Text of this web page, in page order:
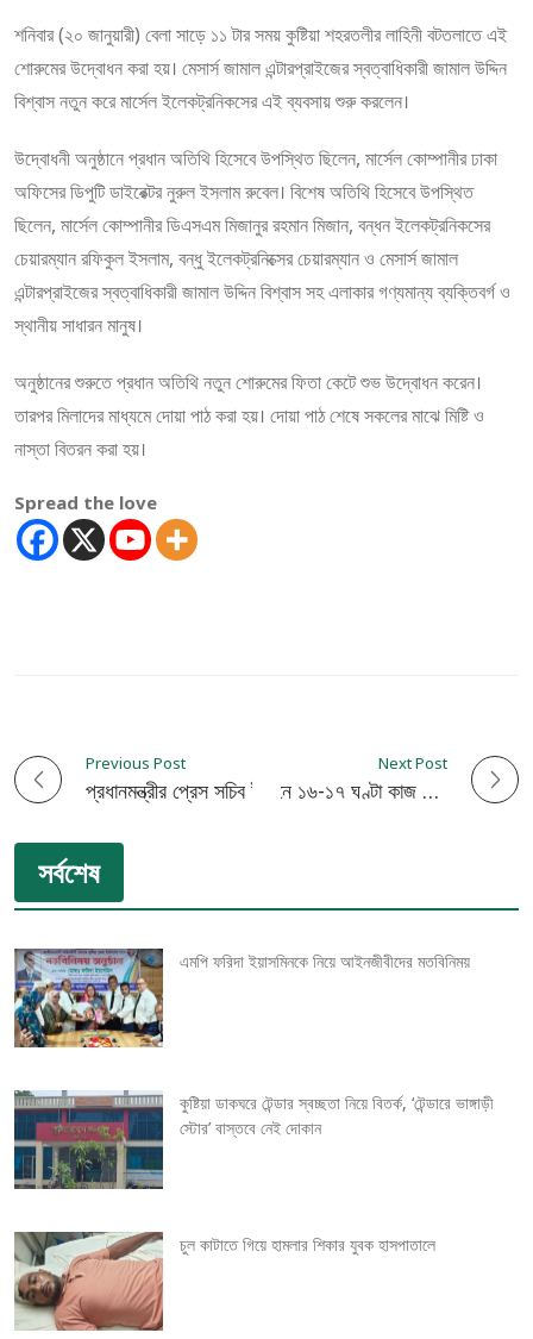
শনিবার (২০ জানুয়ারী) বেলা সাড়ে ১১ টার সময় কুষ্টিয়া শহরতলীর লাহিনী বটতলাতে এই
শোরুমের উদ্বোধন করা হয়। মেসার্স জামাল এন্টারপ্রাইজের স্বত্বাধিকারী জামাল উদ্দিন
বিশ্বাস নতুন করে মার্সেল ইলেকট্রনিকসের এই ব্যবসায় শুরু করলেন।
উদ্বোধনী অনুষ্ঠানে প্রধান অতিথি হিসেবে উপস্থিত ছিলেন, মার্সেল কোম্পানীর ঢাকা
অফিসের ডিপুটি ডাইরেক্টর নুরুল ইসলাম রুবেল। বিশেষ অতিথি হিসেবে উপস্থিত
ছিলেন, মার্সেল কোম্পানীর ডিএসএম মিজানুর রহমান মিজান, বন্ধন ইলেকট্রনিকসের
চেয়ারম্যান রফিকুল ইসলাম, বন্ধু ইলেকট্রনিক্সের চেয়ারম্যান ও মেসার্স জামাল
এন্টারপ্রাইজের স্বত্বাধিকারী জামাল উদ্দিন বিশ্বাস সহ এলাকার গণ্যমান্য ব্যক্তিবর্গ ও
স্থানীয় সাধারন মানুষ।
অনুষ্ঠানের শুরুতে প্রধান অতিথি নতুন শোরুমের ফিতা কেটে শুভ উদ্বোধন করেন।
তারপর মিলাদের মাধ্যমে দোয়া পাঠ করা হয়। দোয়া পাঠ শেষে সকলের মাঝে মিষ্টি ও
নাস্তা বিতরন করা হয়।
Spread the love
P
o
t
n
a
v
i
a
t
Previous Post
প্রধানমন্ত্রীর প্রেস সচিব ইহসানুল করিমের সুস্থতা কামনায় কেপিসি’র দোয়া মাহফিল
Next Post
প্রধানমন্ত্রী এ বয়সেও দিনে ১৬-১৭ ঘণ্টা কাজ করতে পারেন : সমাজকল্যাণ মন্ত্রী
সর্বশেষ
এমপি ফরিদা ইয়াসমিনকে নিয়ে আইনজীবীদের মতবিনিময়
কুষ্টিয়া ডাকঘরে টেন্ডার স্বচ্ছতা নিয়ে বিতর্ক, ‘টেন্ডারে ভাঙ্গাড়ী
স্টোর’ বাস্তবে নেই দোকান
চুল কাটাতে গিয়ে হামলার শিকার যুবক হাসপাতালে